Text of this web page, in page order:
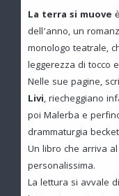
La terra si muove
dell’anno, un
monologo teatrale,
leggerezza di tocco
Nelle sue pagine,
Livi, riecheggiano
poi Malerba e
drammaturgia
Un libro che arriva
personalissima.
La lettura si avvale